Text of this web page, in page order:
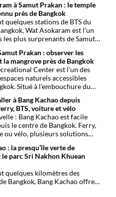
Entre son célèbre
ses restaurants
ses épiceries et son
temple sikh, ce quartier
dépaysante au cœur
à Samut Prakan : le temple
près de Bangkok
quelques stations de BTS du
Wat Asokaram est l’un
les plus surprenants de Samut
birmane, son atmosphère
importance dans la pratique
il offre une excursion
des circuits touristiques
Prakan : observer les
la mangrove près de Bangkok
Center est l’un des
naturels accessibles
Situé à l’embouchure du
golfe de Thaïlande, des
et l’observation de
migrateurs chaque année.
à Bang Kachao depuis
BTS, voiture et vélo
: Bang Kachao est facile
le centre de Bangkok. Ferry,
ou vélo, plusieurs solutions
: la presqu’île verte de
le parc Sri Nakhon Khuean
quelques kilomètres des
Bangkok, Bang Kachao offre